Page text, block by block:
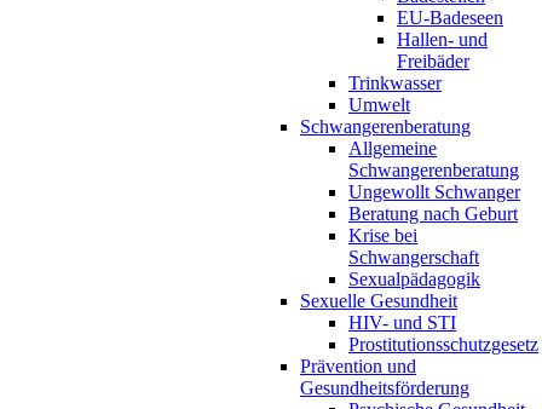
EU-Badeseen
Hallen- und
Freibäder
Trinkwasser
Umwelt
Schwangerenberatung
Allgemeine
Schwangerenberatung
Ungewollt Schwanger
Beratung nach Geburt
Krise bei
Schwangerschaft
Sexualpädagogik
Sexuelle Gesundheit
HIV- und STI
Prostitutionsschutzgesetz
Prävention und
Gesundheitsförderung